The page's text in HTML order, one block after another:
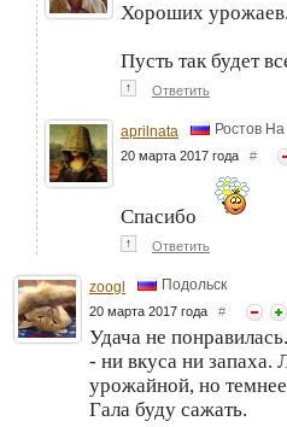
Хороших урожаев.
Пусть так будет
↑ Ответить
aprilnata Ростов
20 марта 2017 года #
Спасибо
↑ Ответить
zoogl Подольск
20 марта 2017 года #
Удача не
- ни вкуса ни запаха.
урожайной, но
Гала буду сажать.